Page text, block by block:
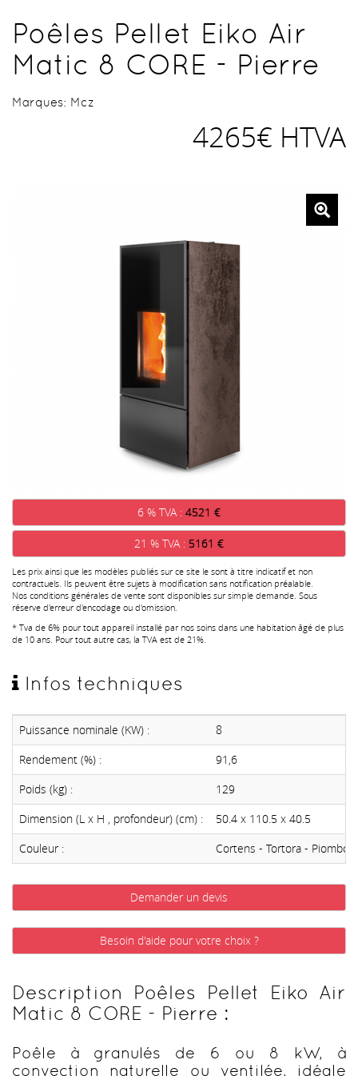
Poêles Pellet Eiko Air
Matic 8 CORE - Pierre
Marques: Mcz
4265€ HTVA
6 % TVA : 4521 €
21 % TVA : 5161 €
Les prix ainsi que les modèles publiés sur ce site le sont à titre indicatif et non
contractuels. Ils peuvent être sujets à modification sans notification préalable.
Nos conditions générales de vente sont disponibles sur simple demande. Sous
réserve d'erreur d'encodage ou d'omission.
* Tva de 6% pour tout appareil installé par nos soins dans une habitation âgé de plus
de 10 ans. Pour tout autre cas, la TVA est de 21%.
Infos techniques
Puissance nominale (KW) :
8
Rendement (%) :
91,6
Poids (kg) :
129
Dimension (L x H , profondeur) (cm) :
50.4 x 110.5 x 40.5
Couleur :
Cortens - Tortora - Piombo
Demander un devis
Besoin d'aide pour votre choix ?
Description Poêles Pellet Eiko Air
Matic 8 CORE - Pierre :
Poêle à granulés de 6 ou 8 kW, à
convection naturelle ou ventilée, idéale